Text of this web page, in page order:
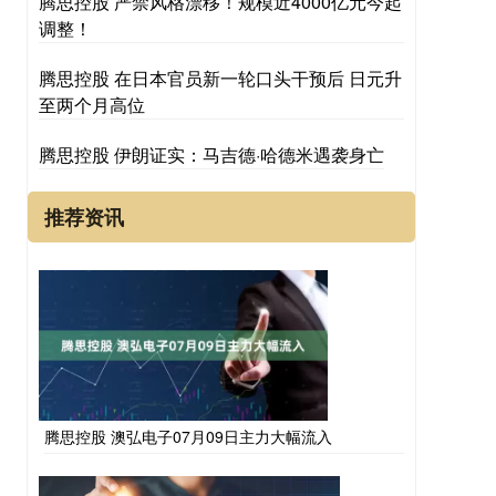
调整！
腾思控股 在日本官员新一轮口头干预后 日元升
至两个月高位
腾思控股 伊朗证实：马吉德·哈德米遇袭身亡
推荐资讯
腾思控股 澳弘电子07月09日主力大幅流入